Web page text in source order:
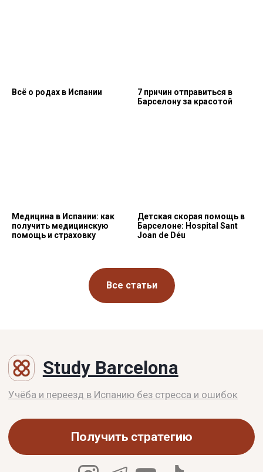
Всё о родах в Испании
7 причин отправиться в
Барселону за красотой
Медицина в Испании: как
получить медицинскую
помощь и страховку
Детская скорая помощь в
Барселоне: Hospital Sant
Joan de Déu
Все статьи